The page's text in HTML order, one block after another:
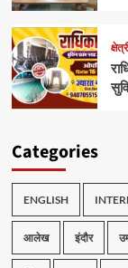
Categories
ENGLISH
आलेख इंदौर